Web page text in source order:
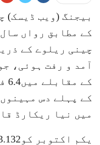
بیجنگ (ویب ڈیسک)
کے مطابق رواں
آمد و رفت ہوئی،
کے پہلے دس
میں نیا ریکارڈ